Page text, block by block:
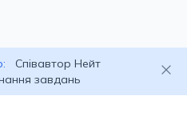
Співавтор Нейт
завдань